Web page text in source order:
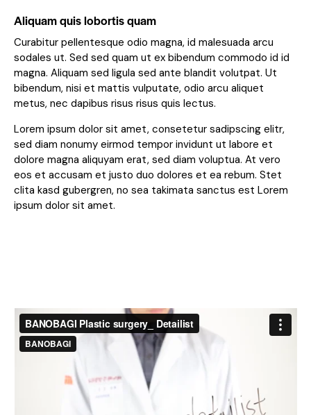
Aliquam quis lobortis quam
Curabitur pellentesque odio magna, id malesuada arcu
sodales ut. Sed sed quam ut ex bibendum commodo id id
magna. Aliquam sed ligula sed ante blandit volutpat. Ut
bibendum, nisi et mattis vulputate, odio arcu aliquet
metus, nec dapibus risus risus quis lectus.
Lorem ipsum dolor sit amet, consetetur sadipscing elitr,
sed diam nonumy eirmod tempor invidunt ut labore et
dolore magna aliquyam erat, sed diam voluptua. At vero
eos et accusam et justo duo dolores et ea rebum. Stet
clita kasd gubergren, no sea takimata sanctus est Lorem
ipsum dolor sit amet.